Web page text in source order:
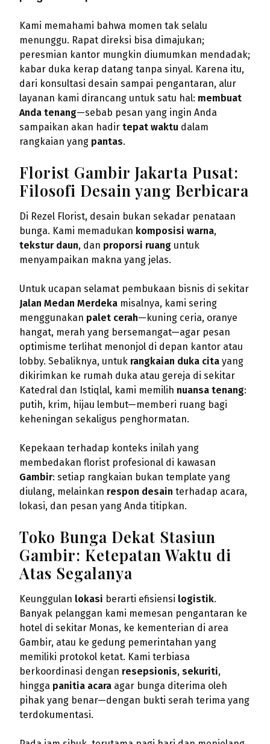
Kami memahami bahwa momen tak selalu
menunggu. Rapat direksi bisa dimajukan;
peresmian kantor mungkin diumumkan mendadak;
kabar duka kerap datang tanpa sinyal. Karena itu,
dari konsultasi desain sampai pengantaran, alur
layanan kami dirancang untuk satu hal: membuat
Anda tenang—sebab pesan yang ingin Anda
sampaikan akan hadir tepat waktu dalam
rangkaian yang pantas.
Florist Gambir Jakarta Pusat:
Filosofi Desain yang Berbicara
Di Rezel Florist, desain bukan sekadar penataan
bunga. Kami memadukan komposisi warna,
tekstur daun, dan proporsi ruang untuk
menyampaikan makna yang jelas.
Untuk ucapan selamat pembukaan bisnis di sekitar
Jalan Medan Merdeka misalnya, kami sering
menggunakan palet cerah—kuning ceria, oranye
hangat, merah yang bersemangat—agar pesan
optimisme terlihat menonjol di depan kantor atau
lobby. Sebaliknya, untuk rangkaian duka cita yang
dikirimkan ke rumah duka atau gereja di sekitar
Katedral dan Istiqlal, kami memilih nuansa tenang:
putih, krim, hijau lembut—memberi ruang bagi
keheningan sekaligus penghormatan.
Kepekaan terhadap konteks inilah yang
membedakan florist profesional di kawasan
Gambir: setiap rangkaian bukan template yang
diulang, melainkan respon desain terhadap acara,
lokasi, dan pesan yang Anda titipkan.
Toko Bunga Dekat Stasiun
Gambir: Ketepatan Waktu di
Atas Segalanya
Keunggulan lokasi berarti efisiensi logistik.
Banyak pelanggan kami memesan pengantaran ke
hotel di sekitar Monas, ke kementerian di area
Gambir, atau ke gedung pemerintahan yang
memiliki protokol ketat. Kami terbiasa
berkoordinasi dengan resepsionis, sekuriti,
hingga panitia acara agar bunga diterima oleh
pihak yang benar—dengan bukti serah terima yang
terdokumentasi.